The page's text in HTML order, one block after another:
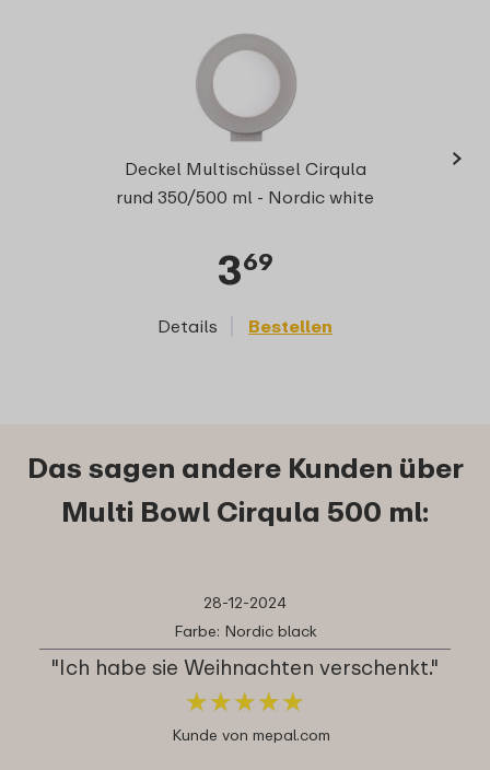
Deckel Multischüssel Cirqula
rund 350/500 ml - Nordic white
369
Details Bestellen
›
Das sagen andere Kunden über
Multi Bowl Cirqula 500 ml:
28-12-2024
Farbe: Nordic black
"Ich habe sie Weihnachten verschenkt."
★★★★★
★★★★★
Kunde von mepal.com